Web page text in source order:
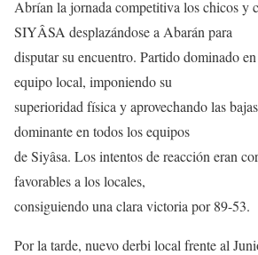
Abrían la jornada competitiva los chicos y
SIYÂSA desplazándose a Abarán para
disputar su encuentro. Partido dominado
equipo local, imponiendo su
superioridad física y aprovechando las
dominante en todos los equipos
de Siyâsa. Los intentos de reacción eran
favorables a los locales,
consiguiendo una clara victoria por 89-53.
Por la tarde, nuevo derbi local frente al